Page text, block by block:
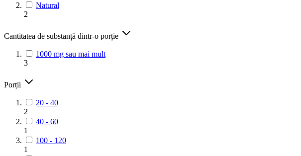
Natural
2
Cantitatea de substanță dintr-o porție
1000 mg sau mai mult
3
Porții
20 - 40
2
40 - 60
1
100 - 120
1